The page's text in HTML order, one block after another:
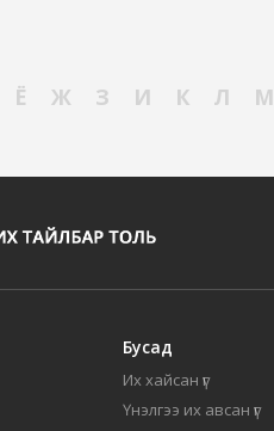
Ё Ж З И К Л М
Бусад
Их хайсан үг
Үнэлгээ их авсан үг